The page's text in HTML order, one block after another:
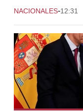
NACIONALES-12:31